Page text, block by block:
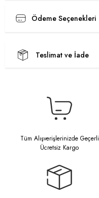
Ödeme Seçenekleri
Teslimat ve İade
Tüm Alışverişlerinizde Geçerli
Ücretsiz Kargo